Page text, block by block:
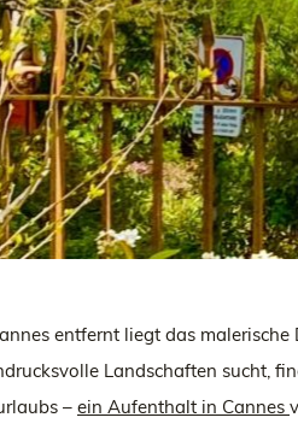
entfernt liegt das
Landschaften sucht,
– ein Aufenthalt in Cannes